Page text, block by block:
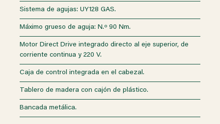
Sistema de agujas: UY128 GAS.
Máximo grueso de aguja: N.º 90 Nm.
Motor Direct Drive integrado directo al eje superior, de
corriente continua y 220 V.
Caja de control integrada en el cabezal.
Tablero de madera con cajón de plástico.
Bancada metálica.